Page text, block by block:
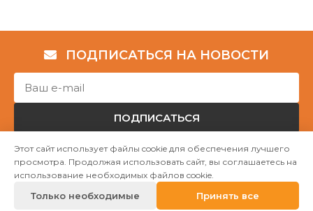
ПОДПИСАТЬСЯ НА НОВОСТИ
ПОДПИСАТЬСЯ
Авторские права © НГО „Убежище "Надёжный дом""
Mājas lapu izstrāde WEBstyle.lv
Этот сайт использует файлы cookie для обеспечения лучшего
просмотра. Продолжая использовать сайт, вы соглашаетесь на
использование необходимых файлов cookie.
Только необходимые Принять все